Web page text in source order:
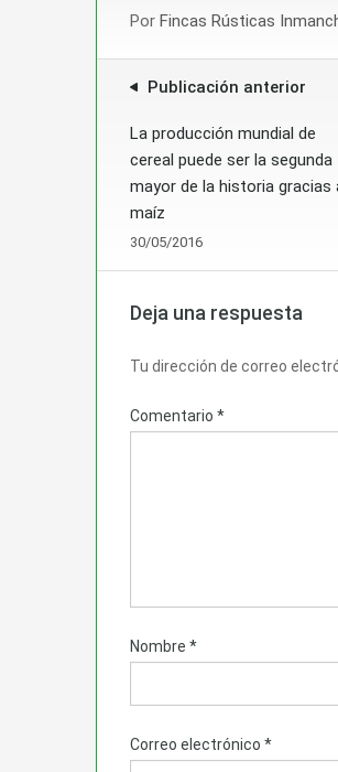
Por Fincas Rústicas
Publicación anterior
La producción mundial de
cereal puede ser la segunda
mayor de la historia gracias
maíz
30/05/2016
Deja una respuesta
Tu dirección de correo
Comentario *
Nombre *
Correo electrónico *